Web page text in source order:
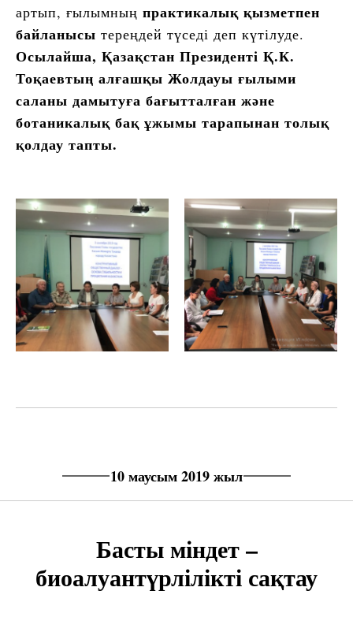
артып, ғылымның практикалық қызметпен
байланысы тереңдей түседі деп күтілуде.
Осылайша, Қазақстан Президенті Қ.К.
Тоқаевтың алғашқы Жолдауы ғылыми
саланы дамытуға бағытталған және
ботаникалық бақ ұжымы тарапынан толық
қолдау тапты.
10 маусым 2019 жыл
Басты міндет –
биоалуантүрлілікті сақтау